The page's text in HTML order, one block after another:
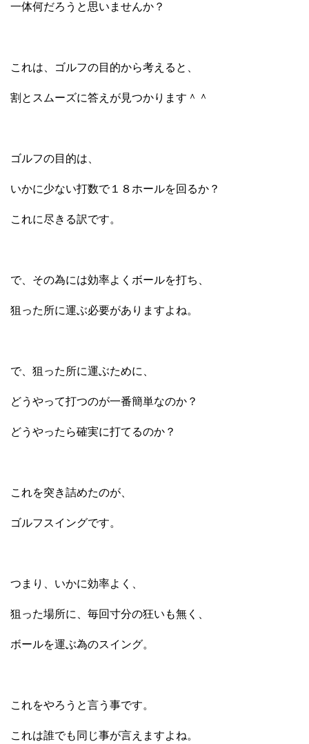
一体何だろうと思いませんか？
これは、ゴルフの目的から考えると、
割とスムーズに答えが見つかります＾＾
ゴルフの目的は、
いかに少ない打数で１８ホールを回るか？
これに尽きる訳です。
で、その為には効率よくボールを打ち、
狙った所に運ぶ必要がありますよね。
で、狙った所に運ぶために、
どうやって打つのが一番簡単なのか？
どうやったら確実に打てるのか？
これを突き詰めたのが、
ゴルフスイングです。
つまり、いかに効率よく、
狙った場所に、毎回寸分の狂いも無く、
ボールを運ぶ為のスイング。
これをやろうと言う事です。
これは誰でも同じ事が言えますよね。